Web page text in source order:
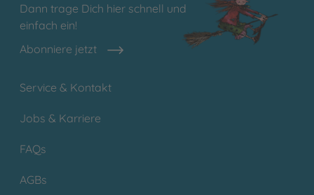
Dann trage Dich hier schnell und
einfach ein!
Abonniere jetzt
Service & Kontakt
Jobs & Karriere
FAQs
AGBs